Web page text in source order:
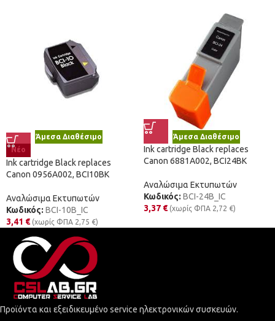
Άμεσα Διαθέσιμο
Νέο
Ink cartridge Black replaces
Canon 0956A002, BCI10BK
Αναλώσιμα Εκτυπωτών
Κωδικός: BCI-10B_IC
3,41 € (χωρίς ΦΠΑ 2,75 €)
Άμεσα Διαθέσιμο
Ink cartridge Black replaces
Canon 6881A002, BCI24BK
Αναλώσιμα Εκτυπωτών
Κωδικός: BCI-24B_IC
3,37 € (χωρίς ΦΠΑ 2,72 €)
Προϊόντα και εξειδικευμένο service ηλεκτρονικών συσκευών.